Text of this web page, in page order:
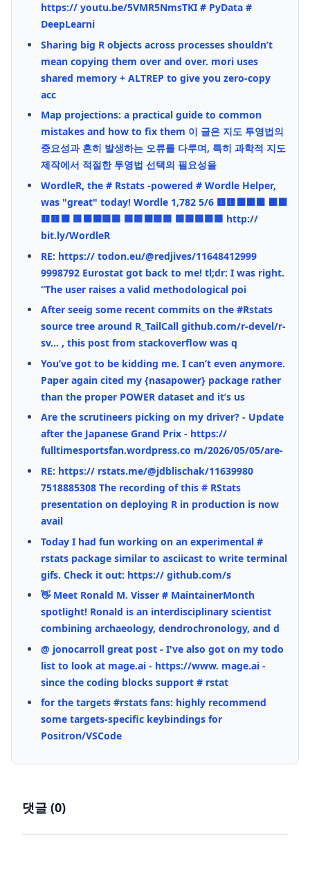
https:// youtu.be/5VMR5NmsTKI # PyData #
DeepLearni
Sharing big R objects across processes shouldn’t
mean copying them over and over. mori uses
shared memory + ALTREP to give you zero-copy
acc
Map projections: a practical guide to common
mistakes and how to fix them 이 글은 지도 투영법의
중요성과 흔히 발생하는 오류를 다루며, 특히 과학적 지도
제작에서 적절한 투영법 선택의 필요성을
WordleR, the # Rstats -powered # Wordle Helper,
was "great" today! Wordle 1,782 5/6 🟨🟨⬛⬛⬛ ⬛⬛
🟨🟨⬛ 🟩⬛⬛🟩🟩 🟩🟩⬛🟩🟩 🟩🟩🟩🟩🟩 http://
bit.ly/WordleR
RE: https:// todon.eu/@redjives/11648412999
9998792 Eurostat got back to me! tl;dr: I was right.
“The user raises a valid methodological poi
After seeig some recent commits on the #Rstats
source tree around R_TailCall github.com/r-devel/r-
sv... , this post from stackoverflow was q
You’ve got to be kidding me. I can’t even anymore.
Paper again cited my {nasapower} package rather
than the proper POWER dataset and it’s us
Are the scrutineers picking on my driver? - Update
after the Japanese Grand Prix - https://
fulltimesportsfan.wordpress.co m/2026/05/05/are-
RE: https:// rstats.me/@jdblischak/11639980
7518885308 The recording of this # RStats
presentation on deploying R in production is now
avail
Today I had fun working on an experimental #
rstats package similar to asciicast to write terminal
gifs. Check it out: https:// github.com/s
👋 Meet Ronald M. Visser # MaintainerMonth
spotlight! Ronald is an interdisciplinary scientist
combining archaeology, dendrochronology, and d
@ jonocarroll great post - I've also got on my todo
list to look at mage.ai - https://www. mage.ai -
since the coding blocks support # rstat
for the targets #rstats fans: highly recommend
some targets-specific keybindings for
Positron/VSCode
댓글 (0)